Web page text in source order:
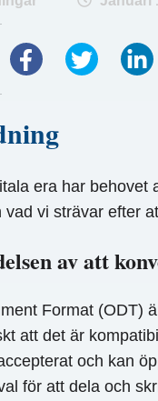
era har behovet
vad vi strävar efter
av att
Format (ODT)
att det är
och kan
för att dela och